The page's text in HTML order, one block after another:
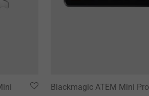
Blackmagic ATEM Mini Pro